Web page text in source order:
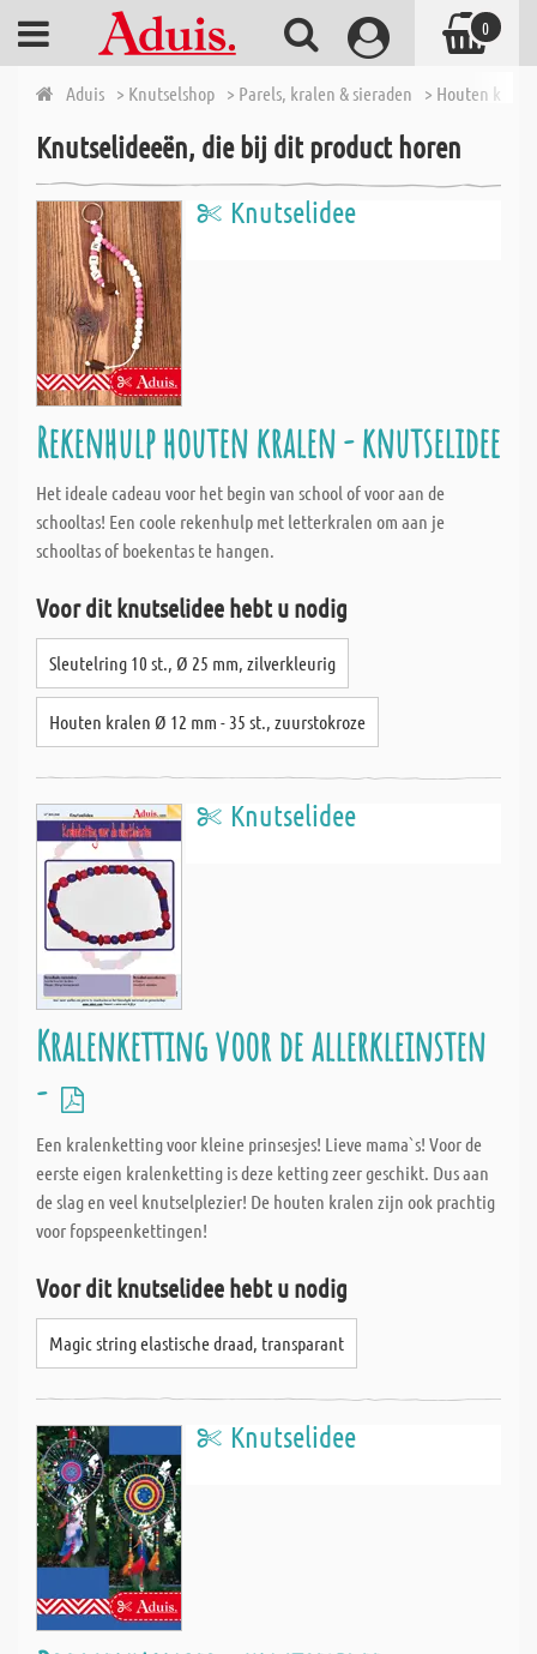
Aduis > Knutselshop > Parels, kralen & sieraden > Houten kralen
Knutselideeën, die bij dit product horen
Knutselidee
Rekenhulp houten kralen - knutselidee
Het ideale cadeau voor het begin van school of voor aan de
schooltas! Een coole rekenhulp met letterkralen om aan je
schooltas of boekentas te hangen.
Voor dit knutselidee hebt u nodig
Sleutelring 10 st., Ø 25 mm, zilverkleurig
Houten kralen Ø 12 mm - 35 st., zuurstokroze
Knutselidee
Kralenketting voor de allerkleinsten
-
Een kralenketting voor kleine prinsesjes! Lieve mama`s! Voor de
eerste eigen kralenketting is deze ketting zeer geschikt. Dus aan
de slag en veel knutselplezier! De houten kralen zijn ook prachtig
voor fopspeenkettingen!
Voor dit knutselidee hebt u nodig
Magic string elastische draad, transparant
Knutselidee
0